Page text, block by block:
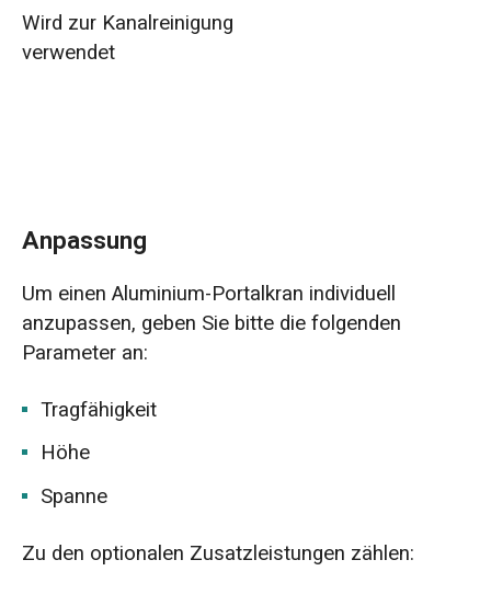
Wird zur Kanalreinigung
verwendet
Anpassung
Um einen Aluminium-Portalkran individuell
anzupassen, geben Sie bitte die folgenden
Parameter an:
Tragfähigkeit
Höhe
Spanne
Zu den optionalen Zusatzleistungen zählen: